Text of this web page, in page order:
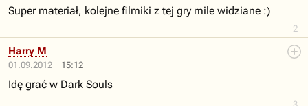
2
Super materiał, kolejne filmiki z tej gry mile widziane :)
01.09.2012 15:12
Harry M
Idę grać w Dark Souls